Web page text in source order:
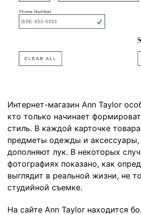
Интернет-магазин Ann Taylor
кто только начинает
стиль. В каждой карточке
предметы одежды и
дополняют лук. В некоторых
фотографиях показано, как
выглядит в реальной жизни, не
студийной съемке.
На сайте Ann Taylor находится